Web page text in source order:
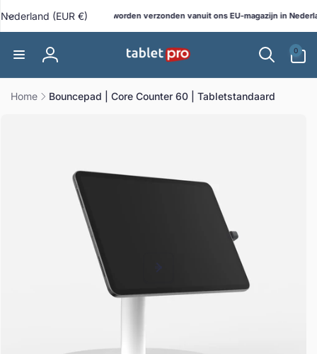
naar deAlle bestellingen worden verzonden vanuit ons EU-magazijn in
L
a
Nederland (EUR €)
Inloggen
0
artikelen
Home
Bouncepad | Core Counter 60 | Tabletstandaard